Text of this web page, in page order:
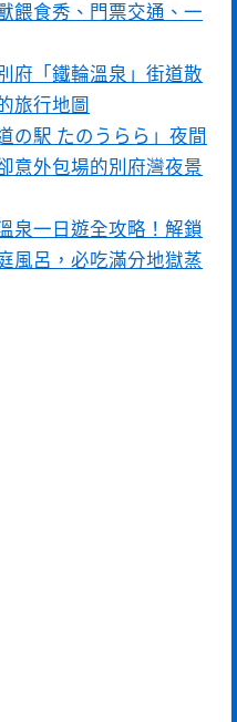
餵食秀、門票交通、一
府「鐵輪溫泉」街道散
旅行地圖
の駅 たのうらら」夜間
意外包場的別府灣夜景
泉一日遊全攻略！解鎖
風呂，必吃滿分地獄蒸